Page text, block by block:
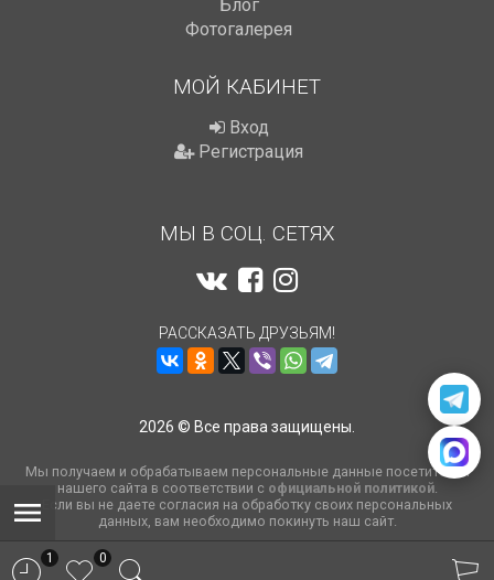
Блог
Фотогалерея
МОЙ КАБИНЕТ
Вход
Регистрация
МЫ В СОЦ. СЕТЯХ
РАССКАЗАТЬ ДРУЗЬЯМ!
2026 © Все права защищены.
Мы получаем и обрабатываем персональные данные посетителей
нашего сайта в соответствии с официальной политикой.
Если вы не даете согласия на обработку своих персональных
данных, вам необходимо покинуть наш сайт.
1 0